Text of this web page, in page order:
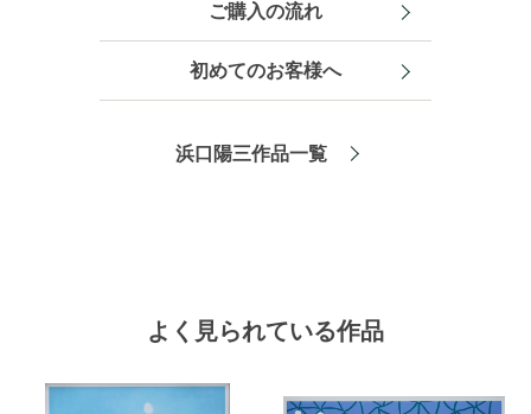
ご購入の流れ
初めてのお客様へ
浜口陽三作品一覧
よく見られている作品